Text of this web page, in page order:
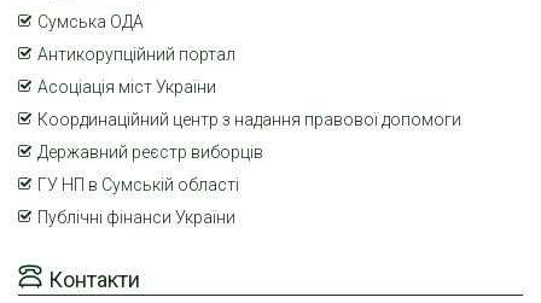
Контакти
Сумська ОДА
Антикорупційний портал
Асоціація міст України
Координаційний центр з надання правової допомоги
Державний реєстр виборців
ГУ НП в Сумській області
Публічні фінанси України